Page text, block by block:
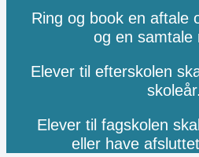
Ring og book en aftale
og en samtale
Elever til efterskolen
skoleår.
Elever til fagskolen
eller have